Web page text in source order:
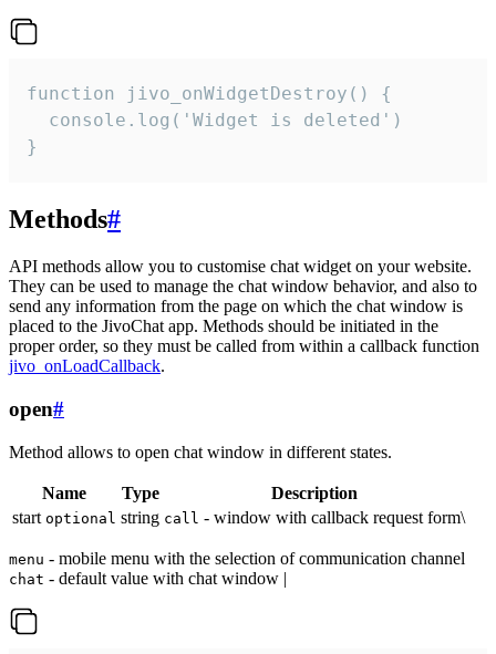
function jivo_onWidgetDestroy() {
  console.log('Widget is deleted')
}
Methods#
API methods allow you to customise chat widget on your website.
They can be used to manage the chat window behavior, and also to
send any information from the page on which the chat window is
placed to the JivoChat app. Methods should be initiated in the
proper order, so they must be called from within a callback function
jivo_onLoadCallback.
open#
Method allows to open chat window in different states.
Name Type
Description
start optional string call - window with callback request form\
menu - mobile menu with the selection of communication channel
chat - default value with chat window |